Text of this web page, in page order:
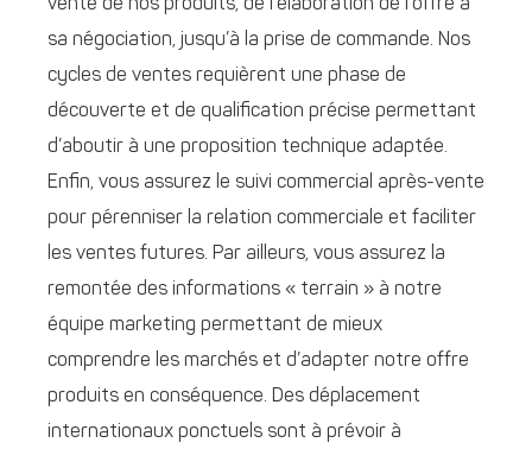
vente de nos produits, de l’élaboration de l’offre à
sa négociation, jusqu’à la prise de commande. Nos
cycles de ventes requièrent une phase de
découverte et de qualification précise permettant
d’aboutir à une proposition technique adaptée.
Enfin, vous assurez le suivi commercial après-vente
pour pérenniser la relation commerciale et faciliter
les ventes futures. Par ailleurs, vous assurez la
remontée des informations « terrain » à notre
équipe marketing permettant de mieux
comprendre les marchés et d’adapter notre offre
produits en conséquence. Des déplacement
internationaux ponctuels sont à prévoir à